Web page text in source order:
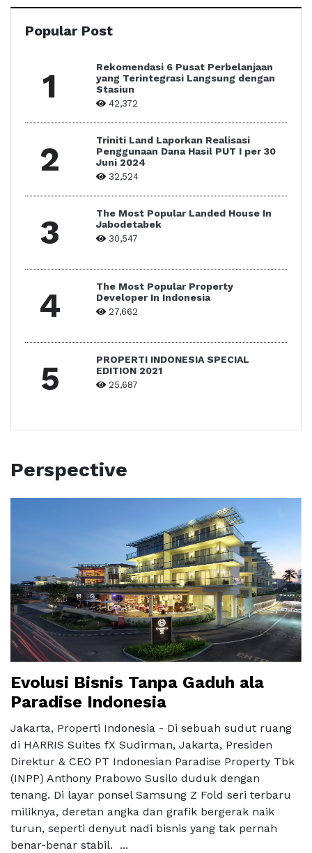
Popular Post
1
Rekomendasi 6 Pusat Perbelanjaan
yang Terintegrasi Langsung dengan
Stasiun
42,372
2
Triniti Land Laporkan Realisasi
Penggunaan Dana Hasil PUT I per 30
Juni 2024
32,524
3
The Most Popular Landed House In
Jabodetabek
30,547
4
The Most Popular Property
Developer In Indonesia
27,662
5
PROPERTI INDONESIA SPECIAL
EDITION 2021
25,687
Perspective
Evolusi Bisnis Tanpa Gaduh ala
Paradise Indonesia
Jakarta, Properti Indonesia - Di sebuah sudut ruang
di HARRIS Suites fX Sudirman, Jakarta, Presiden
Direktur & CEO PT Indonesian Paradise Property Tbk
(INPP) Anthony Prabowo Susilo duduk dengan
tenang. Di layar ponsel Samsung Z Fold seri terbaru
miliknya, deretan angka dan grafik bergerak naik
turun, seperti denyut nadi bisnis yang tak pernah
benar-benar stabil. ...